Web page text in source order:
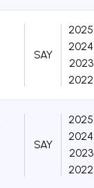
SAY
2025
2024
2023
2022
SAY
2025
2024
2023
2022